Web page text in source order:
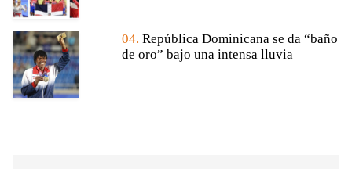
04. República Dominicana se da “baño
de oro” bajo una intensa lluvia